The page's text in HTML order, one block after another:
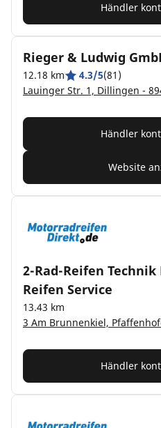
Händler
Rieger & Ludwig
12.18 km 4.3/5(81)
Lauinger Str. 1, Dillingen -
Händler
Website
2-Rad-Reifen Technik
Reifen Service
13.43 km
3 Am Brunnenkiel,
Händler